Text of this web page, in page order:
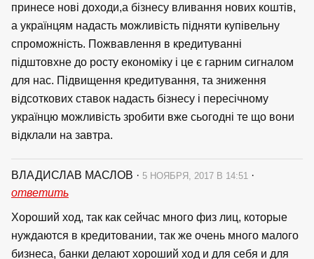
принесе нові доходи,а бізнесу вливання нових коштів,
а українцям надасть можливість підняти купівельну
спроможність. Пожвавлення в кредитуванні
підштовхне до росту економіку і це є гарним сигналом
для нас. Підвищення кредитування, та зниження
відсоткових ставок надасть бізнесу і пересічному
українцю можливість зробити вже сьогодні те що вони
відклали на завтра.
ВЛАДИСЛАВ МАСЛОВ · 5 НОЯБРЯ, 2017 В 14:51
·
ответить
Хороший ход, так как сейчас много физ лиц, которые
нуждаются в кредитовании, так же очень много малого
бизнеса, банки делают хороший ход и для себя и для